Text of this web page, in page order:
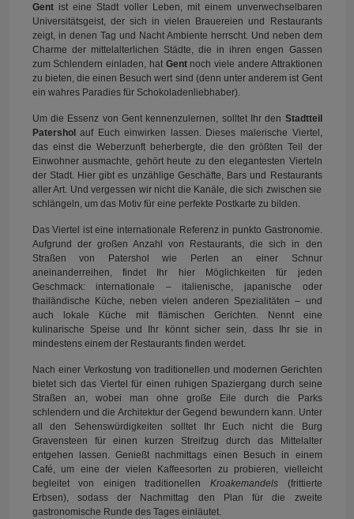
Gent ist eine Stadt voller Leben, mit einem unverwechselbaren
Universitätsgeist, der sich in vielen Brauereien und Restaurants
zeigt, in denen Tag und Nacht Ambiente herrscht. Und neben dem
Charme der mittelalterlichen Städte, die in ihren engen Gassen
zum Schlendern einladen, hat Gentnoch viele andere Attraktionen
zu bieten, die einen Besuch wert sind (denn unter anderem ist Gent
ein wahres Paradies für Schokoladenliebhaber).
Um die Essenz von Gent kennenzulernen, solltet Ihr den Stadtteil
Patersholauf Euch einwirken lassen. Dieses malerische Viertel,
das einst die Weberzunft beherbergte, die den größten Teil der
Einwohner ausmachte, gehört heute zu den elegantesten Vierteln
der Stadt. Hier gibt es unzählige Geschäfte, Bars und Restaurants
aller Art. Und vergessen wir nicht die Kanäle, die sich zwischen sie
schlängeln, um das Motiv für eine perfekte Postkarte zu bilden.
Das Viertel ist eine internationale Referenz in punkto Gastronomie.
Aufgrund der großen Anzahl von Restaurants, die sich in den
Straßen von Patershol wie Perlen an einer Schnur
aneinanderreihen, findet Ihr hier Möglichkeiten für jeden
Geschmack: internationale – italienische, japanische oder
thailändische Küche, neben vielen anderen Spezialitäten – und
auch lokale Küche mit flämischen Gerichten. Nennt eine
kulinarische Speise und Ihr könnt sicher sein, dass Ihr sie in
mindestens einem der Restaurants finden werdet.
Nach einer Verkostung von traditionellen und modernen Gerichten
bietet sich das Viertel für einen ruhigen Spaziergang durch seine
Straßen an, wobei man ohne große Eile durch die Parks
schlendern und die Architektur der Gegend bewundern kann. Unter
all den Sehenswürdigkeiten solltet Ihr Euch nicht die Burg
Gravensteen für einen kurzen Streifzug durch das Mittelalter
entgehen lassen. Genießt nachmittags einen Besuch in einem
Café, um eine der vielen Kaffeesorten zu probieren, vielleicht
begleitet von einigen traditionellen Kroakemandels(frittierte
Erbsen), sodass der Nachmittag den Plan für die zweite
gastronomische Runde des Tages einläutet.